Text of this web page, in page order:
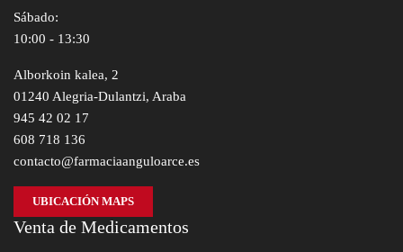
Sábado:
10:00 - 13:30
Alborkoin kalea, 2
01240 Alegria-Dulantzi, Araba
945 42 02 17
608 718 136
contacto@farmaciaanguloarce.es
UBICACIÓN MAPS
Venta de Medicamentos